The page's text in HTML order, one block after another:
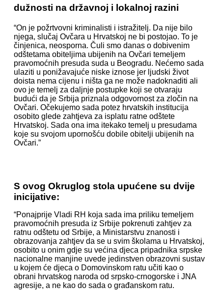
dužnosti na državnoj i lokalnoj razini
“On je požrtvovni kriminalisti i istražitelj. Da nije bilo
njega, slučaj Ovčara u Hrvatskoj ne bi postojao. To je
činjenica, neosporna. Čuli smo danas o dobivenim
odštetama obiteljima ubijenih na Ovčari temeljem
pravomoćnih presuda suda u Beogradu. Nećemo sada
ulaziti u ponižavajuće niske iznose jer ljudski život
doista nema cijenu i ništa ga ne može nadoknaditi ali
ovo je temelj za daljnje postupke koji se otvaraju
budući da je Srbija priznala odgovornost za zločin na
Ovčari. Očekujemo sada potez hrvatskih institucija
osobito glede zahtjeva za isplatu ratne odštete
Hrvatskoj. Sada ona ima itekako temelj u presudama
koje su svojom upornošću dobile obitelji ubijenih na
Ovčari.”
S ovog Okruglog stola upućene su dvije
inicijative:
“Ponajprije Vladi RH koja sada ima priliku temeljem
pravomoćnih presuda iz Srbije pokrenuti zahtjev za
ratnu odštetu od Srbije, a Ministarstvu znanosti i
obrazovanja zahtjev da se u svim školama u Hrvatskoj,
osobito u onim gdje su većina djeca pripadnika srpske
nacionalne manjine uvede jedinstven obrazovni sustav
u kojem će djeca o Domovinskom ratu učiti kao o
obrani hrvatskog naroda od srpsko-crnogorske i JNA
agresije, a ne kao do sada o građanskom ratu.